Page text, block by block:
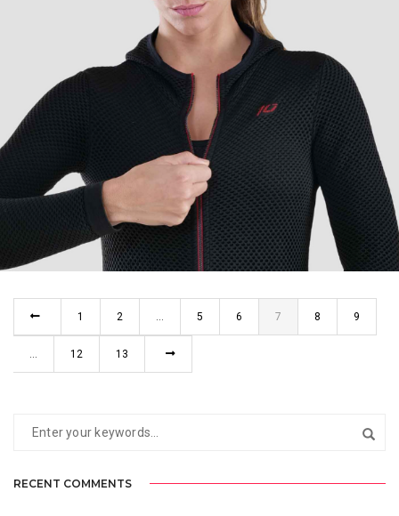
ANDREA
BARCELONA
1 2 … 5 6 7 8 9
… 12 13
RECENT COMMENTS